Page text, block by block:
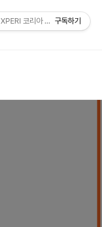
XPERI 코리아 공식 블로그
구독하기